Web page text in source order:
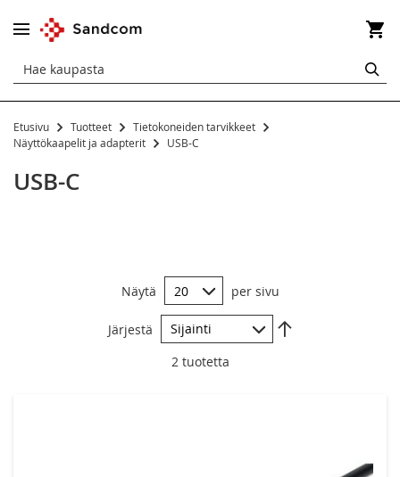
Etusivu Tuotteet
Tietokoneiden tarvikkeet
Näyttökaapelit ja adapterit
USB-C
USB-C
2tuotetta
Näytä per sivu
Järjestä
Näyttökaapelit ja adapterit
DisplayPort